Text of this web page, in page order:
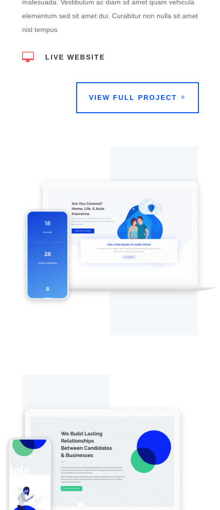
malesuada. Vestibulum ac diam sit amet quam vehicula
elementum sed sit amet dui. Curabitur non nulla sit amet
nisl tempus
 LIVE WEBSITE
VIEW FULL PROJECT